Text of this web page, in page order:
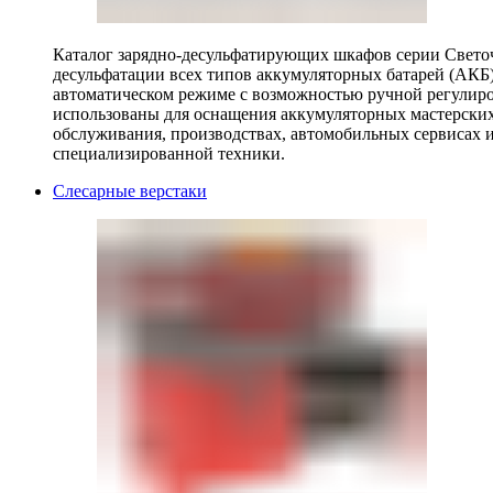
Каталог зарядно-десульфатирующих шкафов серии
десульфатации всех типов аккумуляторных батарей
автоматическом режиме с возможностью ручной
использованы для оснащения аккумуляторных
обслуживания, производствах, автомобильных
специализированной техники.
Слесарные верстаки